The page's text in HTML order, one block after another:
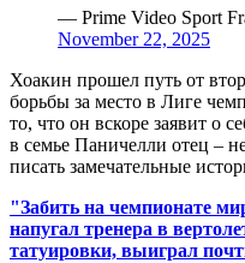
— Prime Video Sport
November 22, 2025
Хоакин прошел путь от
борьбы за место в Лиге
то, что он вскоре заявит о
в семье Паничелли отец –
писать замечательные
"Забить на чемпионате
напугал тренера в
татуировки, выиграл